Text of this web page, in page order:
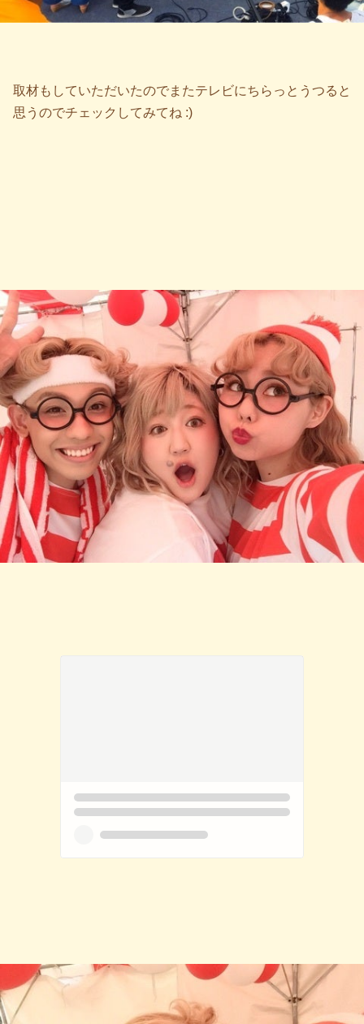
取材もしていただいたのでまたテレビにちらっとうつると
思うのでチェックしてみてね :)